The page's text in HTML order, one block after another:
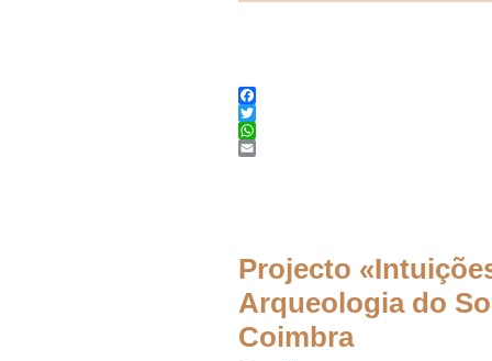
Facebook
Twitter
WhatsApp
Projecto
Arqueologia do
Coimbra